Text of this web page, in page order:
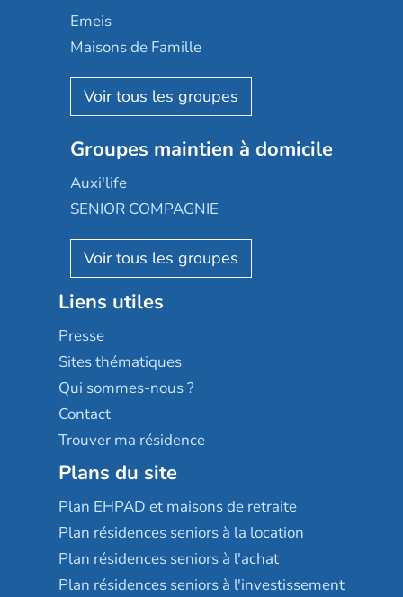
Domusvi
Happy Senior
Aquarelia
Nexity edenea
Les jardins d'Arcadie
Occitalia
Appartseniors
Reseda
Stella management
Les villages d'or
Sérénys
Résidences services Villa Médicis
Emeis
Maisons de Famille
Korian
Emera
Groupe SOS
Le Noble Âge
Almage
Résidalya
Groupe aplus
Groupes maintien à domicile
Auxi'life
SENIOR COMPAGNIE
AGE D'OR Services
Liens utiles
Presse
Sites thématiques
Qui sommes-nous ?
Contact
Trouver ma résidence
Plans du site
Plan EHPAD et maisons de retraite
Plan résidences seniors à la location
Plan résidences seniors à l'achat
Plan résidences seniors à l'investissement